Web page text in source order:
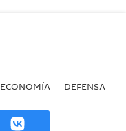
ECONOMÍA DEFENSA